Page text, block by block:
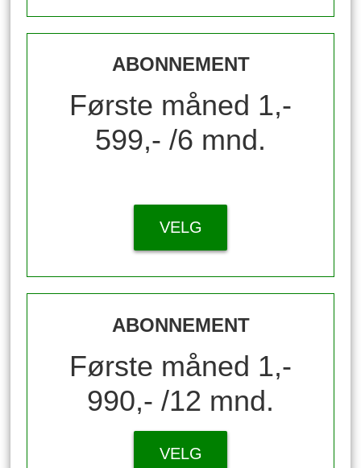
ABONNEMENT
Første måned 1,-
599,- /6 mnd.
VELG
ABONNEMENT
Første måned 1,-
990,- /12 mnd.
VELG